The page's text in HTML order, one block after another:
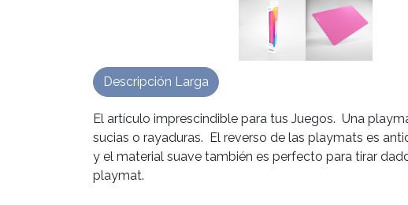
El artículo imprescindible para tus Juegos. Una
sucias o rayaduras. El reverso de las playmats es
y el material suave también es perfecto para tirar
playmat.
Descripción Larga